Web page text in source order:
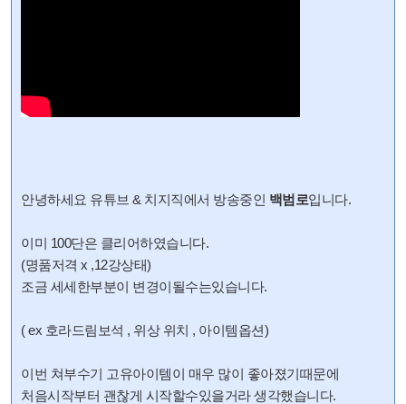
안녕하세요 유튜브 & 치지직에서 방송중인 백범로입니다.
이미 100단은 클리어하였습니다.
(명품저격 x ,12강상태)
조금 세세한부분이 변경이될수는있습니다.
( ex 호라드림보석 , 위상 위치 , 아이템옵션)
이번 쳐부수기 고유아이템이 매우 많이 좋아졌기때문에
처음시작부터 괜찮게 시작할수있을거라 생각했습니다.